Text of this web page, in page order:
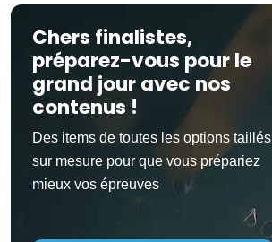
Chers finalistes,
préparez-vous pour le
grand jour avec nos
contenus !
Des items de toutes les options taillés
sur mesure pour que vous prépariez
mieux vos épreuves